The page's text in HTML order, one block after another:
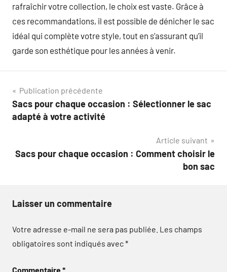
rafraîchir votre collection, le choix est vaste. Grâce à
ces recommandations, il est possible de dénicher le sac
idéal qui complète votre style, tout en s’assurant qu’il
garde son esthétique pour les années à venir.
Navigation
de
Publication précédente
Sacs pour chaque occasion : Sélectionner le sac
adapté à votre activité
Article suivant
Sacs pour chaque occasion : Comment choisir le
bon sac
Laisser un commentaire
Votre adresse e-mail ne sera pas publiée. Les champs
obligatoires sont indiqués avec*
Commentaire*